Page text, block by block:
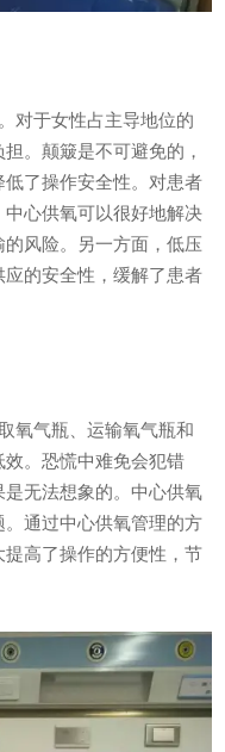
对于女性占主导地位的
。颠簸是不可避免的，
了操作安全性。对患者
心供氧可以很好地解决
风险。另一方面，低压
的安全性，缓解了患者
氧气瓶、运输氧气瓶和
。恐慌中难免会犯错
无法想象的。中心供氧
通过中心供氧管理的方
高了操作的方便性，节